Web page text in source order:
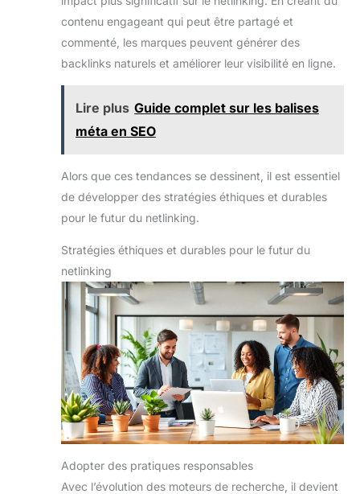
contenu engageant qui peut être partagé et
commenté, les marques peuvent générer des
backlinks naturels et améliorer leur visibilité en ligne.
Lire plus Guide complet sur les balises
méta en SEO
Alors que ces tendances se dessinent, il est essentiel
de développer des stratégies éthiques et durables
pour le futur du netlinking.
Stratégies éthiques et durables pour le futur du
netlinking
Adopter des pratiques responsables
Avec l’évolution des moteurs de recherche, il devient